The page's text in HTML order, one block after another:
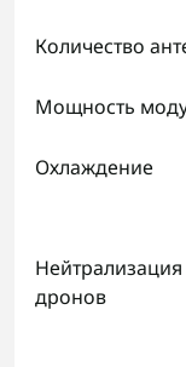
Количество
Мощность
Охлаждение
Нейтрализация
дронов